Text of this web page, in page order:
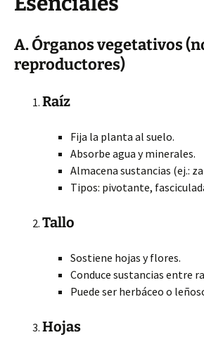
A. Órganos vegetativos
reproductores)
Raíz
Fija la planta al suelo.
Absorbe agua y minerales.
Almacena sustancias (ej.:
Tipos: pivotante,
Tallo
Sostiene hojas y flores.
Conduce sustancias entre
Puede ser herbáceo o
Hojas